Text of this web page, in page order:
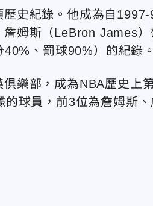
歷史紀錄。他成為自
詹姆斯 （LeBron James）
、罰球90%）的紀錄。
樂部，成為NBA歷史上
的球員，前3位為詹姆斯